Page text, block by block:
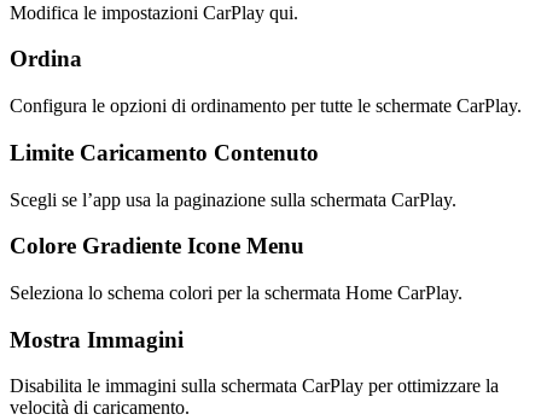
Modifica le impostazioni CarPlay qui.
Ordina
Configura le opzioni di ordinamento per tutte le schermate CarPlay.
Limite Caricamento Contenuto
Scegli se l’app usa la paginazione sulla schermata CarPlay.
Colore Gradiente Icone Menu
Seleziona lo schema colori per la schermata Home CarPlay.
Mostra Immagini
Disabilita le immagini sulla schermata CarPlay per ottimizzare la
velocità di caricamento.